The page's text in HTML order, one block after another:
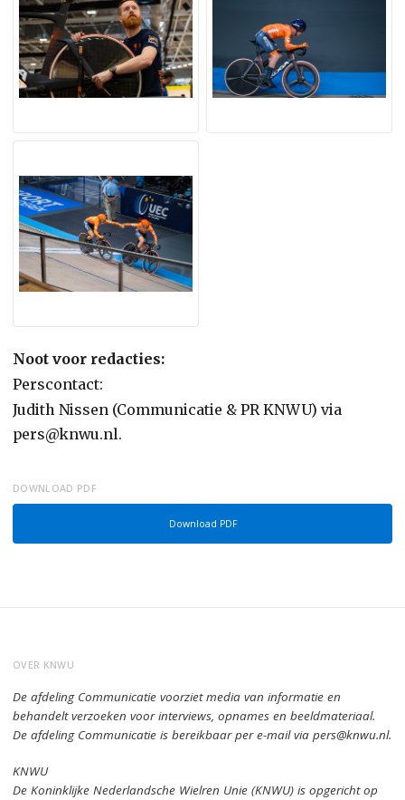
Noot voor redacties:
Perscontact:
Judith Nissen (Communicatie & PR KNWU) via
pers@knwu.nl.
DOWNLOAD PDF
Download PDF
OVER KNWU
De afdeling Communicatie voorziet media van informatie en
behandelt verzoeken voor interviews, opnames en beeldmateriaal.
De afdeling Communicatie is bereikbaar per e-mail via pers@knwu.nl.
KNWU
De Koninklijke Nederlandsche Wielren Unie (KNWU) is opgericht op